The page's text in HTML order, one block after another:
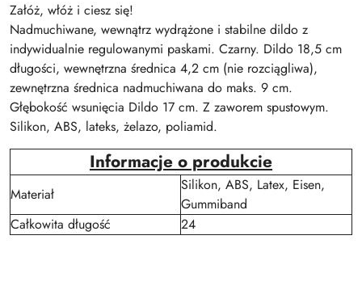
Załóż, włóż i ciesz się!
Nadmuchiwane, wewnątrz wydrążone i stabilne dildo z
indywidualnie regulowanymi paskami. Czarny. Dildo 18,5 cm
długości, wewnętrzna średnica 4,2 cm (nie rozciągliwa),
zewnętrzna średnica nadmuchiwana do maks. 9 cm.
Głębokość wsunięcia Dildo 17 cm. Z zaworem spustowym.
Silikon, ABS, lateks, żelazo, poliamid.
Informacje o produkcie
Materiał
Silikon, ABS, Latex, Eisen,
Gummiband
Całkowita długość
24